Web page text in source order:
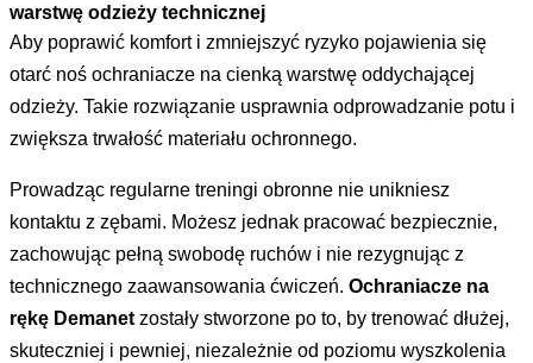
warstwę odzieży technicznej
Aby poprawić komfort i zmniejszyć ryzyko pojawienia się
otarć noś ochraniacze na cienką warstwę oddychającej
odzieży. Takie rozwiązanie usprawnia odprowadzanie potu i
zwiększa trwałość materiału ochronnego.
Prowadząc regularne treningi obronne nie unikniesz
kontaktu z zębami. Możesz jednak pracować bezpiecznie,
zachowując pełną swobodę ruchów i nie rezygnując z
technicznego zaawansowania ćwiczeń. Ochraniacze na
rękę Demanet zostały stworzone po to, by trenować dłużej,
skuteczniej i pewniej, niezależnie od poziomu wyszkolenia